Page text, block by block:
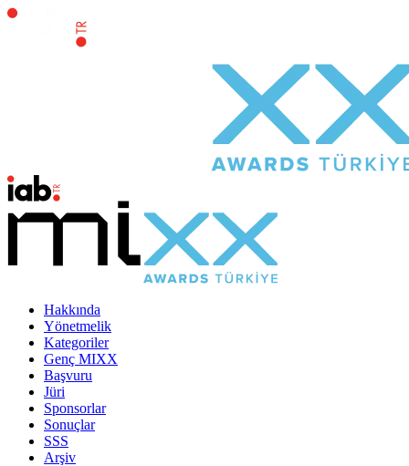
Hakkında
Yönetmelik
Kategoriler
Genç MIXX
Başvuru
Jüri
Sponsorlar
Sonuçlar
SSS
Arşiv